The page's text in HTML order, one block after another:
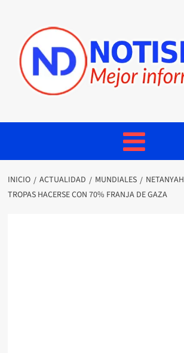
INICIO ACTUALIDAD MUNDIALES
TROPAS HACERSE CON 70% FRANJA DE GAZA